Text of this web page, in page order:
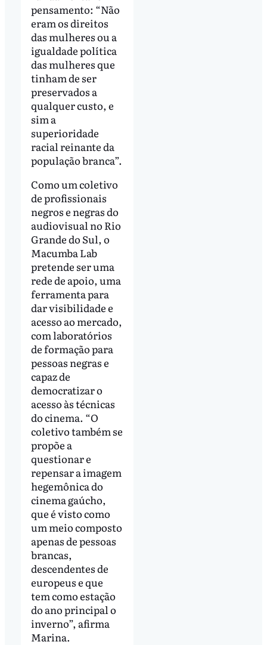
pensamento: “Não
eram os direitos
das mulheres ou a
igualdade política
das mulheres que
tinham de ser
preservados a
qualquer custo, e
sim a
superioridade
racial reinante da
população branca”.
Como um coletivo
de profissionais
negros e negras do
audiovisual no Rio
Grande do Sul, o
Macumba Lab
pretende ser uma
rede de apoio, uma
ferramenta para
dar visibilidade e
acesso ao mercado,
com laboratórios
de formação para
pessoas negras e
capaz de
democratizar o
acesso às técnicas
do cinema. “O
coletivo também se
propõe a
questionar e
repensar a imagem
hegemônica do
cinema gaúcho,
que é visto como
um meio composto
apenas de pessoas
brancas,
descendentes de
europeus e que
tem como estação
do ano principal o
inverno”, afirma
Marina.